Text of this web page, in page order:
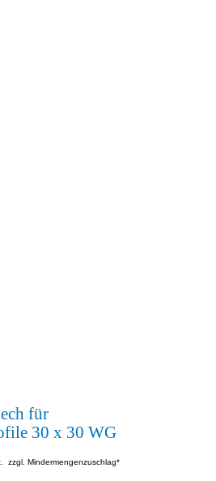
für
30 x 30 WG
zzgl. Mindermengenzuschlag*